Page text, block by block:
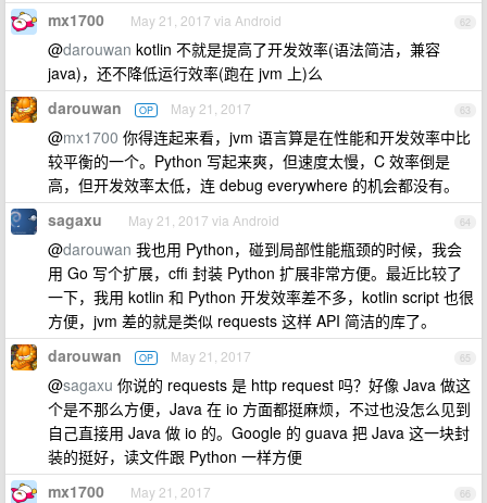
62
mx1700 May 21, 2017 via Android
@darouwan kotlin 不就是提高了开发效率(语法简洁，兼容
java)，还不降低运行效率(跑在 jvm 上)么
63
darouwan OP May 21, 2017
@mx1700 你得连起来看，jvm 语言算是在性能和开发效率中比
较平衡的一个。Python 写起来爽，但速度太慢，C 效率倒是
高，但开发效率太低，连 debug everywhere 的机会都没有。
64
sagaxu May 21, 2017 via Android
@darouwan 我也用 Python，碰到局部性能瓶颈的时候，我会
用 Go 写个扩展，cffi 封装 Python 扩展非常方便。最近比较了
一下，我用 kotlin 和 Python 开发效率差不多，kotlin script 也很
方便，jvm 差的就是类似 requests 这样 API 简洁的库了。
65
darouwan OP May 21, 2017
@sagaxu 你说的 requests 是 http request 吗？好像 Java 做这
个是不那么方便，Java 在 io 方面都挺麻烦，不过也没怎么见到
自己直接用 Java 做 io 的。Google 的 guava 把 Java 这一块封
装的挺好，读文件跟 Python 一样方便
66
mx1700 May 21, 2017